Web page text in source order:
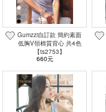
Gumzzi自訂款 簡約素面
低胸V領棉質背心 共4色
【ts2753】
660元